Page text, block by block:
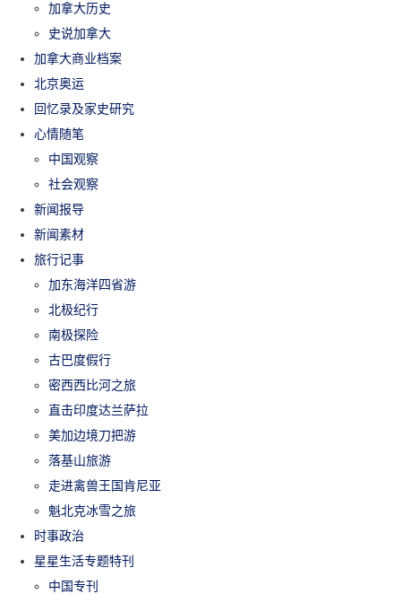
加拿大历史
史说加拿大
加拿大商业档案
北京奥运
回忆录及家史研究
心情随笔
中国观察
社会观察
新闻报导
新闻素材
旅行记事
加东海洋四省游
北极纪行
南极探险
古巴度假行
密西西比河之旅
直击印度达兰萨拉
美加边境刀把游
落基山旅游
走进禽兽王国肯尼亚
魁北克冰雪之旅
时事政治
星星生活专题特刊
中国专刊